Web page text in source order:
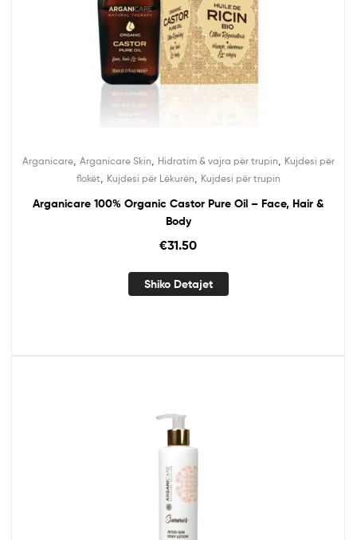
Arganicare, Arganicare Skin Hidratim & vajra për trupin
Kujdesi për
flokët
Kujdesi për Lëkurën Kujdesi për trupin
Arganicare 100% Organic Castor Pure Oil – Face, Hair &
Body
€31.50
Shiko Detajet